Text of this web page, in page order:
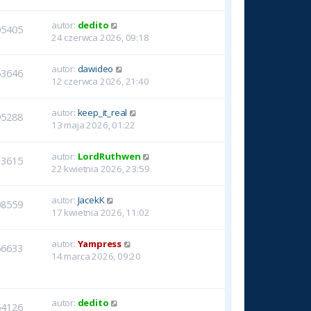
autor: dedito
24 czerwca 2026, 09:18
autor: dawideo
12 czerwca 2026, 21:40
autor: keep_it_real
13 maja 2026, 01:22
autor: LordRuthwen
22 kwietnia 2026, 23:59
autor: JacekK
17 kwietnia 2026, 11:02
autor: Yampress
14 marca 2026, 09:20
autor: dedito